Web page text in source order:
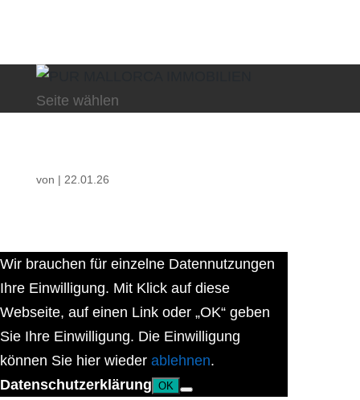
Seite wählen
von | 22.01.26
Wir brauchen für einzelne Datennutzungen
Ihre Einwilligung. Mit Klick auf diese
Webseite, auf einen Link oder „OK“ geben
Sie Ihre Einwilligung. Die Einwilligung
können Sie hier wieder ablehnen.
Datenschutzerklärung OK